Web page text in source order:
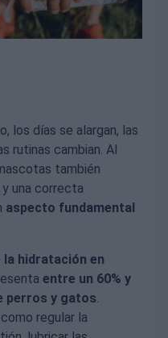
los días se alargan, las
rutinas cambian. Al
también
una correcta
aspecto fundamental
hidratación en
entre un 60% y
perros y gatos.
regular la